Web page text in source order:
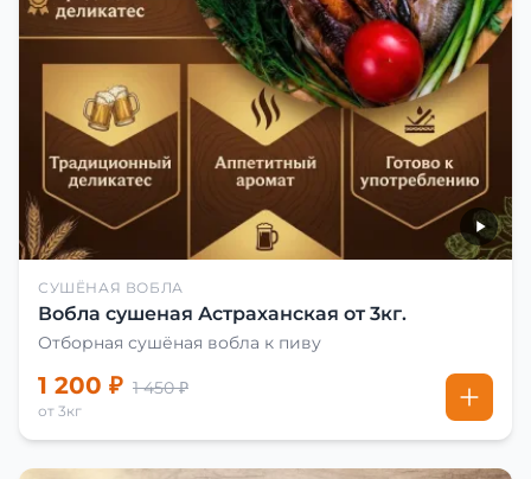
СУШЁНАЯ ВОБЛА
Вобла сушеная Астраханская от 3кг.
Отборная сушёная вобла к пиву
1 200 ₽ 1 450 ₽
от 3кг